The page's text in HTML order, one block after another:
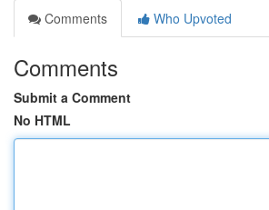
Comments
Who Upvoted
Comments
Submit a Comment
No HTML